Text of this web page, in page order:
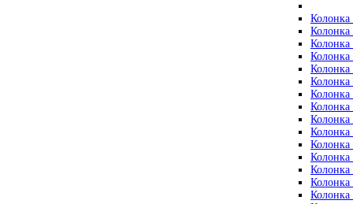
Колонка
Колонка
Колонка
Колонка
Колонка
Колонка
Колонка
Колонка
Колонка
Колонка
Колонка
Колонка
Колонка
Колонка
Колонка